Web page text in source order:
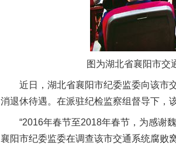
图为湖北省襄阳市交
近日，湖北省襄阳市纪委监委向该市交
消退休待遇。在派驻纪检监察组督导下，
“2016年春节至2018年春节，为感谢魏
襄阳市纪委监委在调查该市交通系统腐败